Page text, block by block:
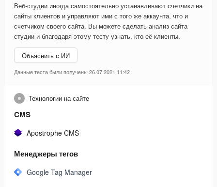
Веб-студии иногда самостоятельно устанавливают счетчики на
сайты клиентов и управляют ими с того же аккаунта, что и
счетчиком своего сайта. Вы можете сделать анализ сайта
студии и благодаря этому тесту узнать, кто её клиенты.
Объяснить с ИИ
Данные теста были получены 26.07.2021 11:42
Технологии на сайте
CMS
Apostrophe CMS
Менеджеры тегов
Google Tag Manager